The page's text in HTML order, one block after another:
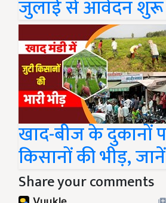
जुलाई से आवेदन शुरू
खाद-बीज के दुकानों
किसानों की भीड़,
Share your comments